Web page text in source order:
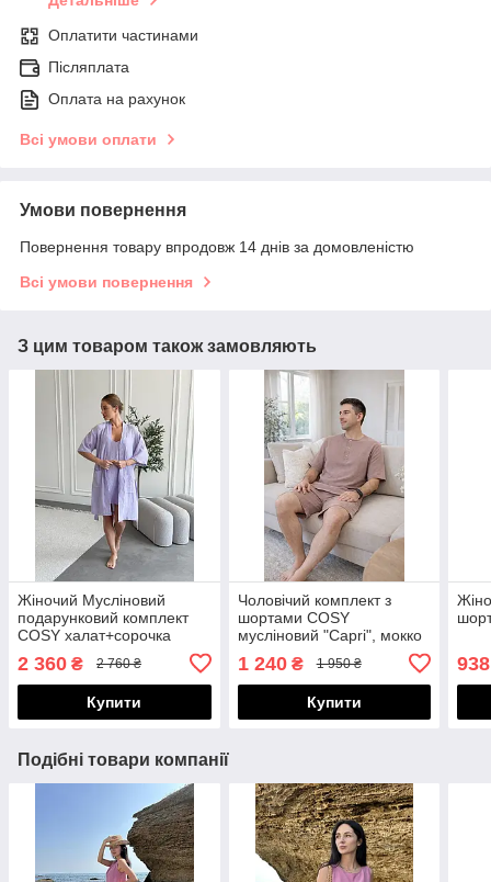
Оплатити частинами
Післяплата
Оплата на рахунок
Всі умови оплати
Умови повернення
Повернення товару впродовж 14 днів за домовленістю
Всі умови повернення
З цим товаром також замовляють
Жіночий Мусліновий
подарунковий комплект
COSY халат+сорочка
2 360 ₴ 2 760 ₴
Купити
Чоловічий комплект з
шортами COSY
мусліновий "Capri", мокко
1 240₴ 1 950 ₴
Купити
938
Подібні товари компанії